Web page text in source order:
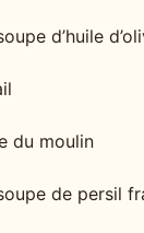
d’huile
du moulin
de persil